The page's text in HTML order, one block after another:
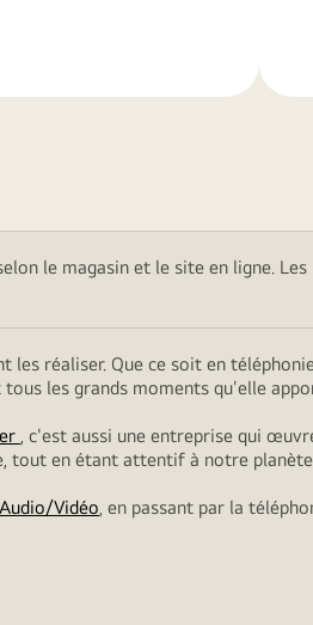
le magasin et le site en ligne.
les réaliser. Que ce soit en
les grands moments qu'elle
, c'est aussi une entreprise qui
en étant attentif à notre
Vidéo, en passant par la